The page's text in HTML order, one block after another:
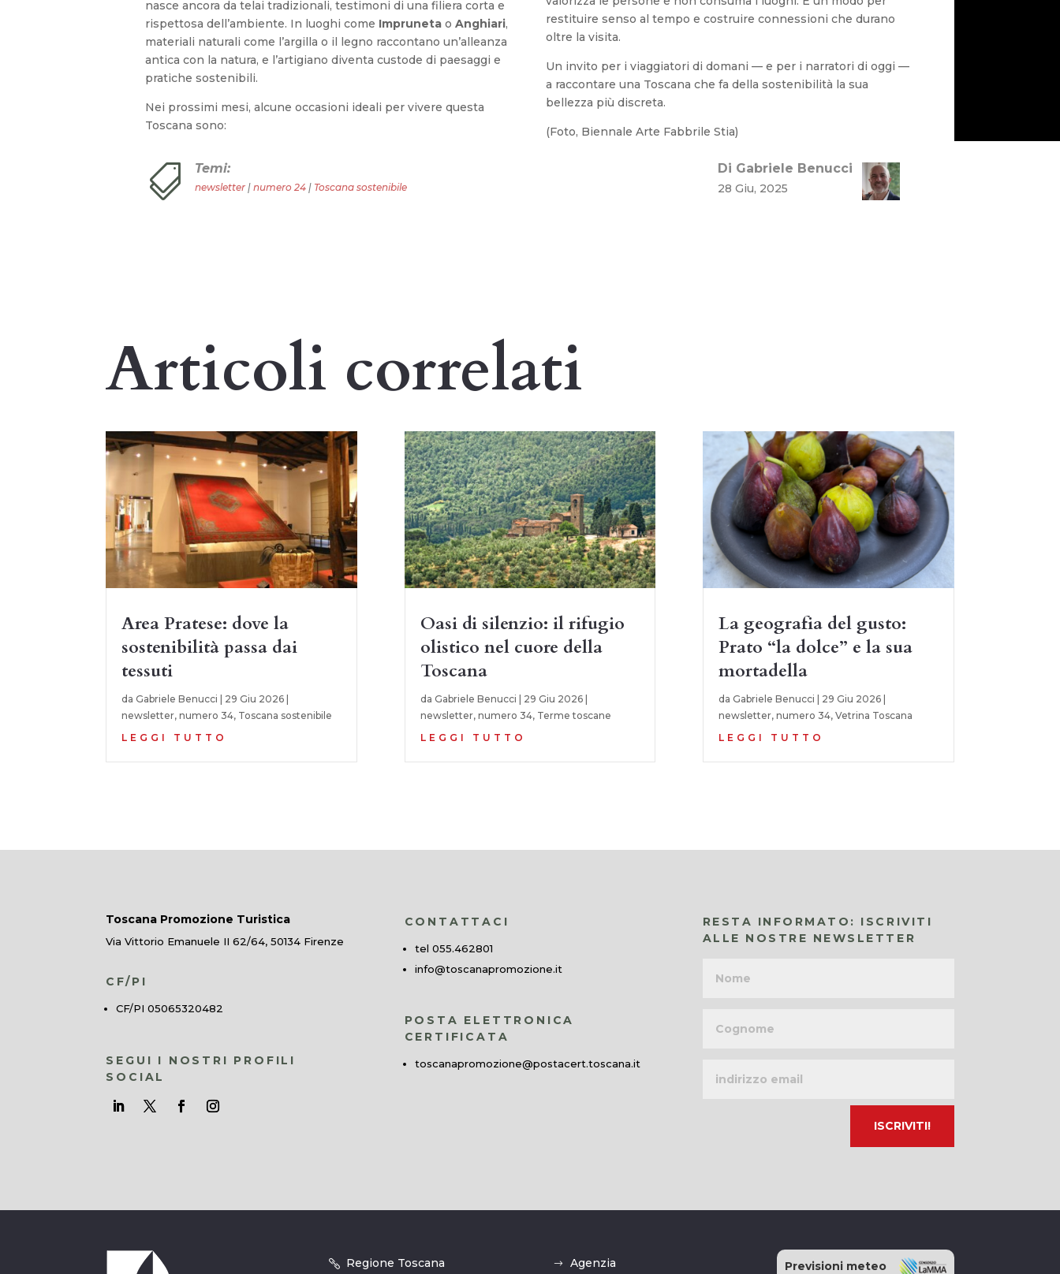
nasce ancora da telai tradizionali, testimoni di una filiera corta e
rispettosa dell’ambiente. In luoghi come Impruneta oAnghiari,
materiali naturali come l’argilla o il legno raccontano un’alleanza
antica con la natura, e l’artigiano diventa custode di paesaggi e
pratiche sostenibili.
Nei prossimi mesi, alcune occasioni ideali per vivere questa
Toscana sono:
restituire senso al tempo e costruire connessioni che durano
oltre la visita.
Un invito per i viaggiatori di domani — e per i narratori di oggi —
a raccontare una Toscana che fa della sostenibilità la sua
bellezza più discreta.
(Foto, Biennale Arte Fabbrile Stia)
 Temi:
newsletter |numero 24 | Toscana sostenibile
Di Gabriele Benucci
28 Giu, 2025
Articoli correlati
Area Pratese: dove la
sostenibilità passa dai
tessuti
da Gabriele Benucci 29 Giu 2026
newsletter,numero 34, Toscana sostenibile
LEGGI TUTTO
Oasi di silenzio: il rifugio
olistico nel cuore della
Toscana
da Gabriele Benucci 29 Giu 2026|
newsletter, numero 34, Terme toscane
LEGGI TUTTO
La geografia del gusto:
Prato “la dolce” e la sua
mortadella
da Gabriele Benucci 29 Giu 2026|
newsletter, numero 34, Vetrina Toscana
LEGGI TUTTO
Toscana Promozione Turistica
Via Vittorio Emanuele II 62/64, 50134 Firenze
CF/PI
CF/PI 05065320482
SEGUI I NOSTRI PROFILI
SOCIAL
CONTATTACI
tel 055.462801
info@toscanapromozione.it
POSTA ELETTRONICA
CERTIFICATA
toscanapromozione@postacert.toscana.it
RESTA INFORMATO: ISCRIVITI
ALLE NOSTRE NEWSLETTER
email
Regione Toscana Agenzia Previsioni meteo